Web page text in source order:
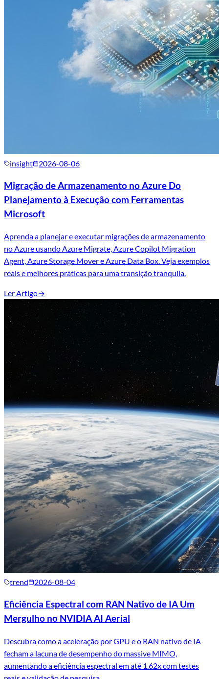
insight 2026-08-06
Migração de Armazenamento no Azure Do
Planejamento à Execução com Ferramentas
Microsoft
Aprenda a planejar e executar migrações de armazenamento
no Azure usando Azure Migrate, Azure Copilot Migration
Agent, Azure Storage Mover e Azure Data Box. Veja exemplos
reais e melhores práticas para uma transição tranquila.
Ler Artigo→
trend 2026-08-04
Eficiência Espectral com RAN Nativo de IA Um
Mergulho no NVIDIA AI Aerial
Descubra como a aceleração por GPU e o RAN nativo de IA
fecham a lacuna de desempenho do massive MIMO,
aumentando a eficiência espectral em até 1.62x com testes